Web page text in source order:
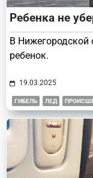
Ребенка не
В Нижегородской
ребенок.
19.03.2025
ГИБЕЛЬ ЛЕД